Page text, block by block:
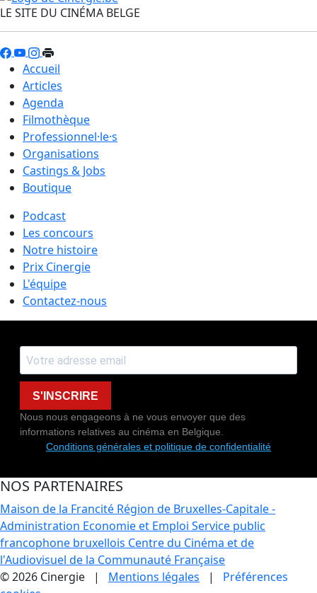
LE SITE DU CINÉMA BELGE
Accueil
Articles
Agenda
Filmothèque
Professionnel·le·s
Organisations
Castings & Jobs
Boutique
Podcast
Les concours
Notre histoire
Prix Cinergie
L'équipe
Contactez-nous
S'INSCRIRE
Nous nous engageons à ne vous envoyer que des
informations relatives au cinéma en Belgique.
Conditions générales et politique de confidentialité
NOS PARTENAIRES
Maison de la Francité Région de Bruxelles-Capitale -
Administration Economie et Emploi Service public
francophone bruxellois Centre du Cinéma et de
l'Audiovisuel de la Communauté Française
© 2026 Cinergie | Mentions légales | Préférences